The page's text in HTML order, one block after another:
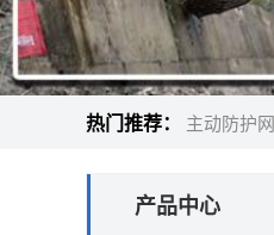
热门推荐： 主动防护网
产品中心